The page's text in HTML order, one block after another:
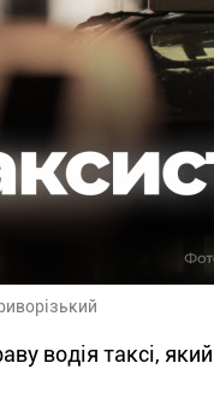
водія таксі,